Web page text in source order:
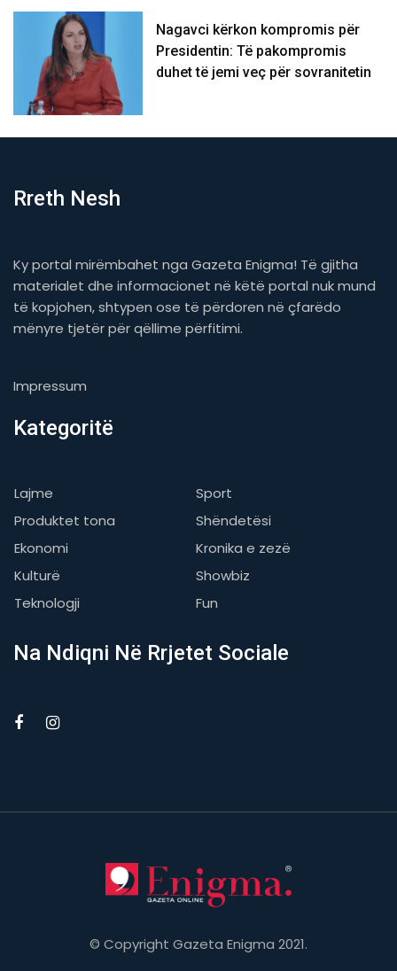
Nagavci kërkon kompromis për
Presidentin: Të pakompromis
duhet të jemi veç për sovranitetin
Rreth Nesh
Ky portal mirëmbahet nga Gazeta Enigma! Të gjitha
materialet dhe informacionet në këtë portal nuk mund
të kopjohen, shtypen ose të përdoren në çfarëdo
mënyre tjetër për qëllime përfitimi.
Impressum
Kategoritë
Lajme
Sport
Produktet tona
Shëndetësi
Ekonomi
Kronika e zezë
Kulturë
Showbiz
Teknologji
Fun
Na Ndiqni Në Rrjetet Sociale
© Copyright Gazeta Enigma 2021.